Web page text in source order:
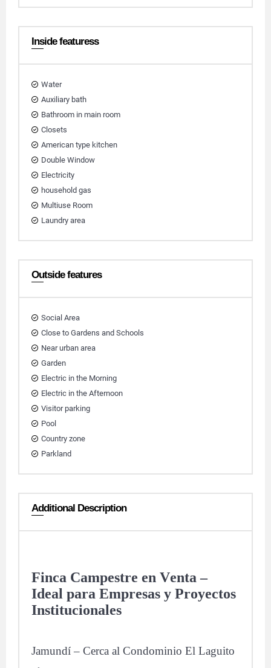
Inside featuress
Water
Auxiliary bath
Bathroom in main room
Closets
American type kitchen
Double Window
Electricity
household gas
Multiuse Room
Laundry area
Outside features
Social Area
Close to Gardens and Schools
Near urban area
Garden
Electric in the Morning
Electric in the Afternoon
Visitor parking
Pool
Country zone
Parkland
Additional Description
Finca Campestre en Venta –
Ideal para Empresas y Proyectos
Institucionales
Jamundí – Cerca al Condominio El Laguito